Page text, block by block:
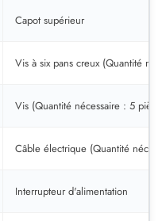
Capot supérieur
Vis à six pans creux (Quantité
Vis (Quantité nécessaire : 5
Câble électrique (Quantité
Interrupteur d'alimentation